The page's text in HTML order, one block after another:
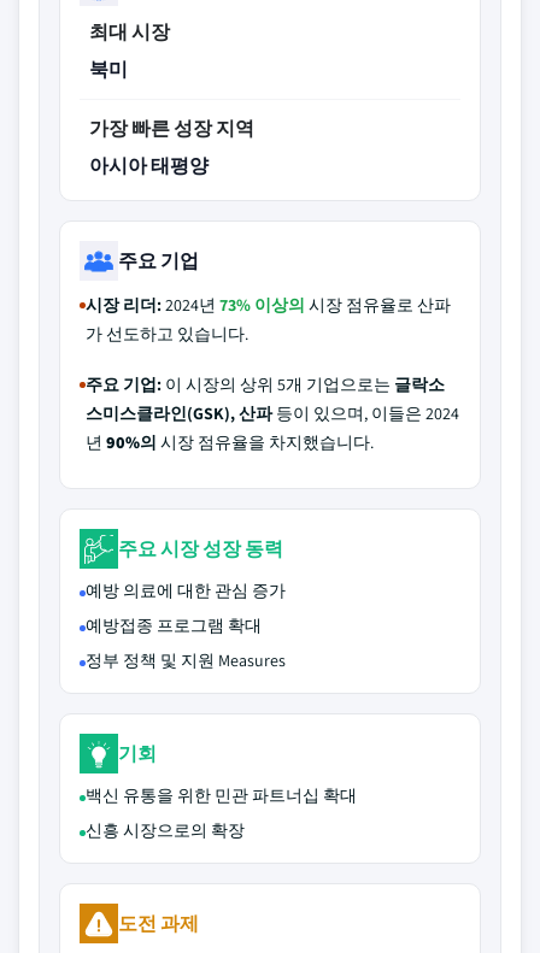
최대 시장
북미
가장 빠른 성장 지역
아시아 태평양
주요 기업
시장 리더:2024년 73% 이상의 시장 점유율로 산파
가 선도하고 있습니다.
주요 기업: 이 시장의 상위 5개 기업으로는 글락소
스미스클라인(GSK), 산파등이 있으며, 이들은 2024
년 90%의 시장 점유율을 차지했습니다.
주요 시장 성장 동력
예방 의료에 대한 관심 증가
예방접종 프로그램 확대
정부 정책 및 지원 Measures
기회
백신 유통을 위한 민관 파트너십 확대
신흥 시장으로의 확장
도전 과제